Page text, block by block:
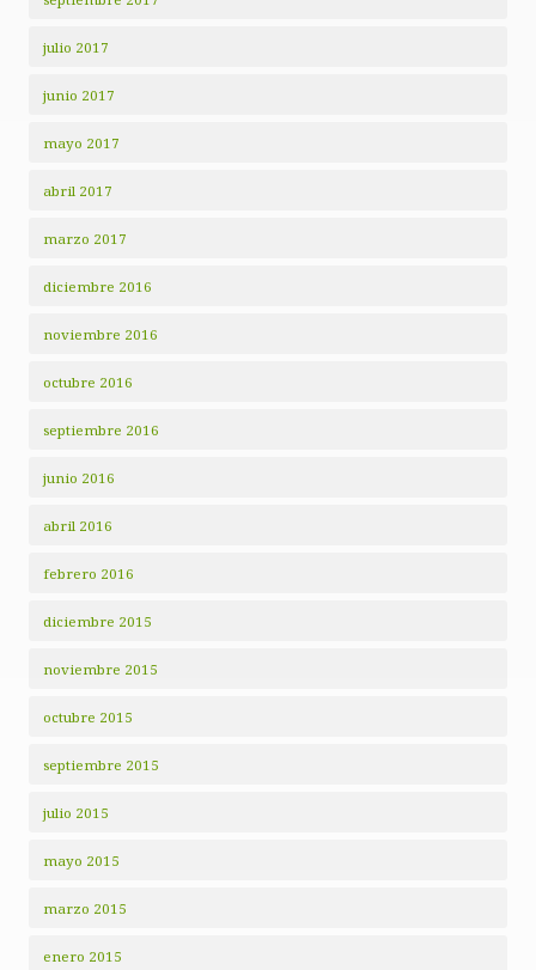
julio 2017
junio 2017
mayo 2017
abril 2017
marzo 2017
diciembre 2016
noviembre 2016
octubre 2016
septiembre 2016
junio 2016
abril 2016
febrero 2016
diciembre 2015
noviembre 2015
octubre 2015
septiembre 2015
julio 2015
mayo 2015
marzo 2015
enero 2015